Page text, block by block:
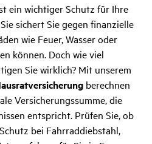
ein wichtiger Schutz für Ihre
sichert Sie gegen finanzielle
wie Feuer, Wasser oder
können. Doch wie viel
Sie wirklich? Mit unserem
berechnen
Versicherungssumme, die
entspricht. Prüfen Sie, ob
bei Fahrraddiebstahl,